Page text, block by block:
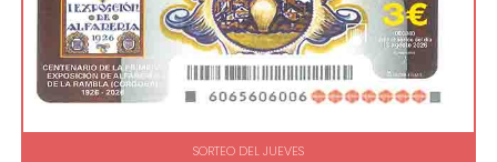
SORTEO DEL JUEVES